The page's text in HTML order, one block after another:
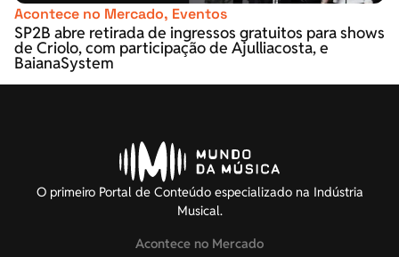
Acontece no Mercado, Eventos
SP2B abre retirada de ingressos gratuitos para shows
de Criolo, com participação de Ajulliacosta, e
BaianaSystem
O primeiro Portal de Conteúdo especializado na Indústria
Musical.
Acontece no Mercado